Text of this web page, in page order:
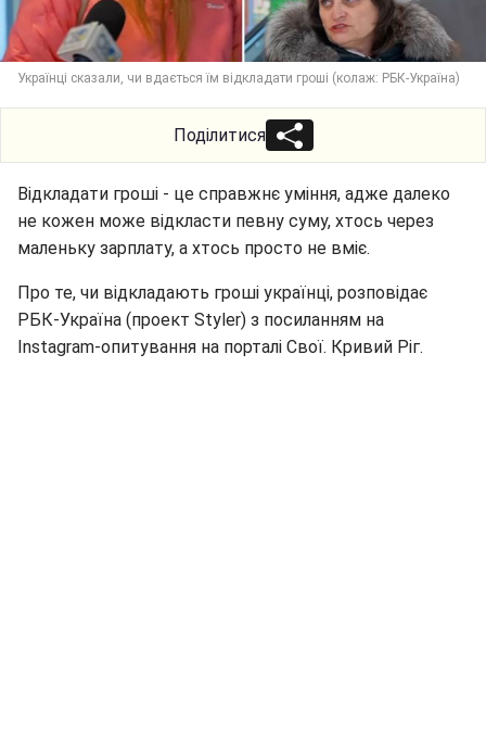
Українці сказали, чи вдається їм відкладати гроші (колаж: РБК-Україна)
Поділитися
Відкладати гроші - це справжнє уміння, адже далеко
не кожен може відкласти певну суму, хтось через
маленьку зарплату, а хтось просто не вміє.
Про те, чи відкладають гроші українці, розповідає
РБК-Україна (проект Styler) з посиланням на
Instagram-опитування на порталі Свої. Кривий Ріг.